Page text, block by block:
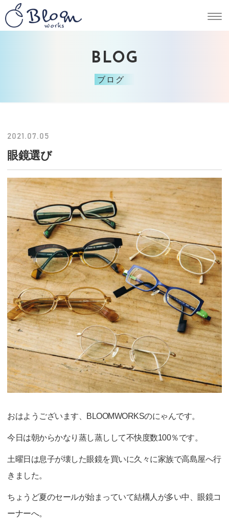
BLOG
ブログ
2021.07.05
眼鏡選び
おはようございます、BLOOMWORKSのにゃんです。
今日は朝からかなり蒸し蒸しして不快度数100％です。
土曜日は息子が壊した眼鏡を買いに久々に家族で高島屋へ行
きました。
ちょうど夏のセールが始まっていて結構人が多い中、眼鏡コ
ーナーへ。